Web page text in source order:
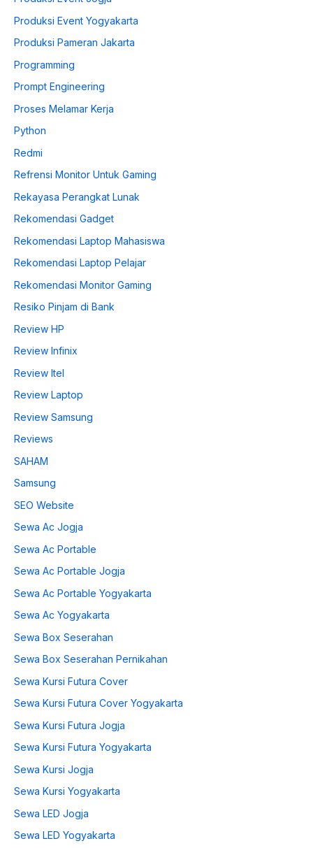
Produksi Event Yogyakarta
Produksi Pameran Jakarta
Programming
Prompt Engineering
Proses Melamar Kerja
Python
Redmi
Refrensi Monitor Untuk Gaming
Rekayasa Perangkat Lunak
Rekomendasi Gadget
Rekomendasi Laptop Mahasiswa
Rekomendasi Laptop Pelajar
Rekomendasi Monitor Gaming
Resiko Pinjam di Bank
Review HP
Review Infinix
Review Itel
Review Laptop
Review Samsung
Reviews
SAHAM
Samsung
SEO Website
Sewa Ac Jogja
Sewa Ac Portable
Sewa Ac Portable Jogja
Sewa Ac Portable Yogyakarta
Sewa Ac Yogyakarta
Sewa Box Seserahan
Sewa Box Seserahan Pernikahan
Sewa Kursi Futura Cover
Sewa Kursi Futura Cover Yogyakarta
Sewa Kursi Futura Jogja
Sewa Kursi Futura Yogyakarta
Sewa Kursi Jogja
Sewa Kursi Yogyakarta
Sewa LED Jogja
Sewa LED Yogyakarta